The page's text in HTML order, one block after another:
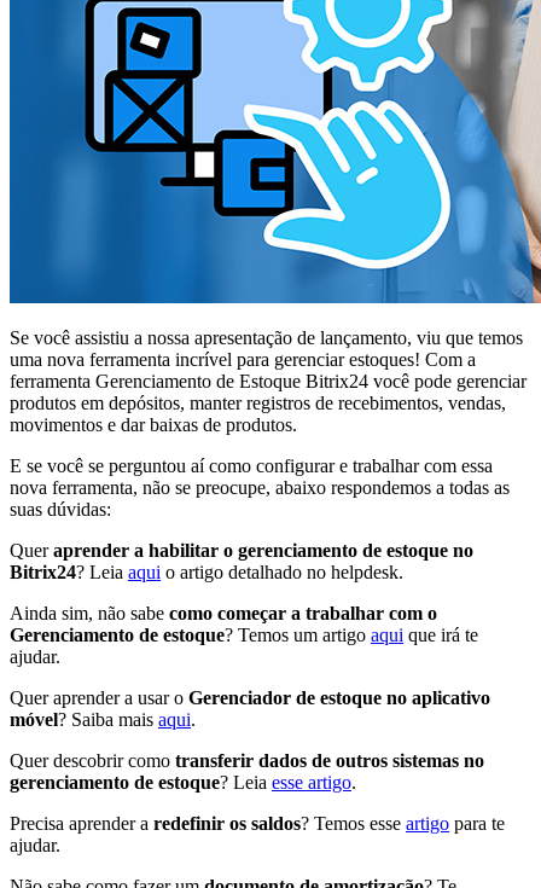
Se você assistiu a nossa apresentação de lançamento, viu que temos
uma nova ferramenta incrível para gerenciar estoques! Com a
ferramenta Gerenciamento de Estoque Bitrix24 você pode gerenciar
produtos em depósitos, manter registros de recebimentos, vendas,
movimentos e dar baixas de produtos.
E se você se perguntou aí como configurar e trabalhar com essa
nova ferramenta, não se preocupe, abaixo respondemos a todas as
suas dúvidas:
Queraprender a habilitar o gerenciamento de estoque no
Bitrix24? Leia aqui o artigo detalhado no helpdesk.
Ainda sim, não sabe como começar a trabalhar com o
Gerenciamento de estoque? Temos um artigo aqui que irá te
ajudar.
Quer aprender a usar o Gerenciador de estoque no aplicativo
móvel? Saiba mais aqui.
Quer descobrir como transferir dados de outros sistemas no
gerenciamento de estoque? Leia esse artigo.
Precisa aprender a redefinir os saldos? Temos esse artigo para te
ajudar.